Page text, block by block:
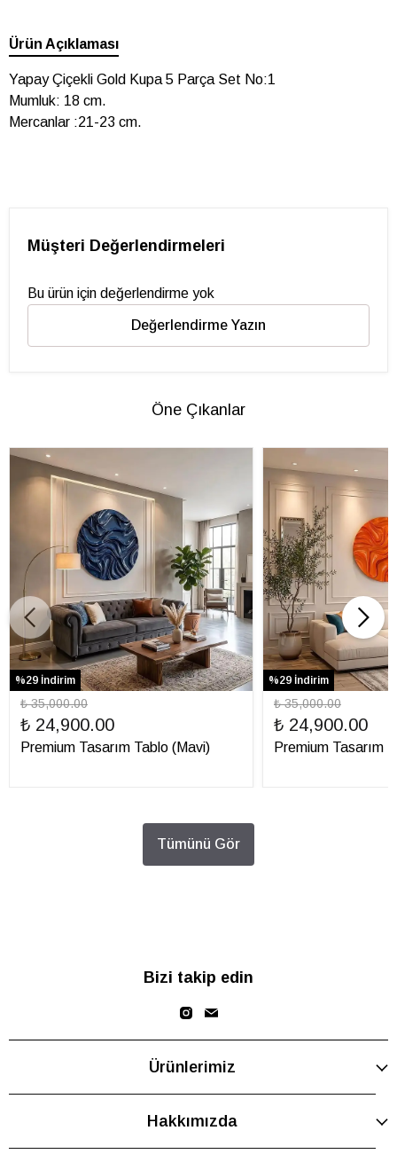
Ürün Açıklaması
Yapay Çiçekli Gold Kupa 5 Parça Set No:1
Mumluk: 18 cm.
Mercanlar :21-23 cm.
Müşteri Değerlendirmeleri
Bu ürün için değerlendirme yok
Değerlendirme Yazın
Öne Çıkanlar
%29 İndirim
₺ 35,000.00
₺ 24,900.00
Premium Tasarım Tablo (Mavi)
%29 İndirim
₺ 35,000.00
₺ 24,900.00
Premium Tasarım
Tümünü Gör
Bizi takip edin
Ürünlerimiz
Hakkımızda